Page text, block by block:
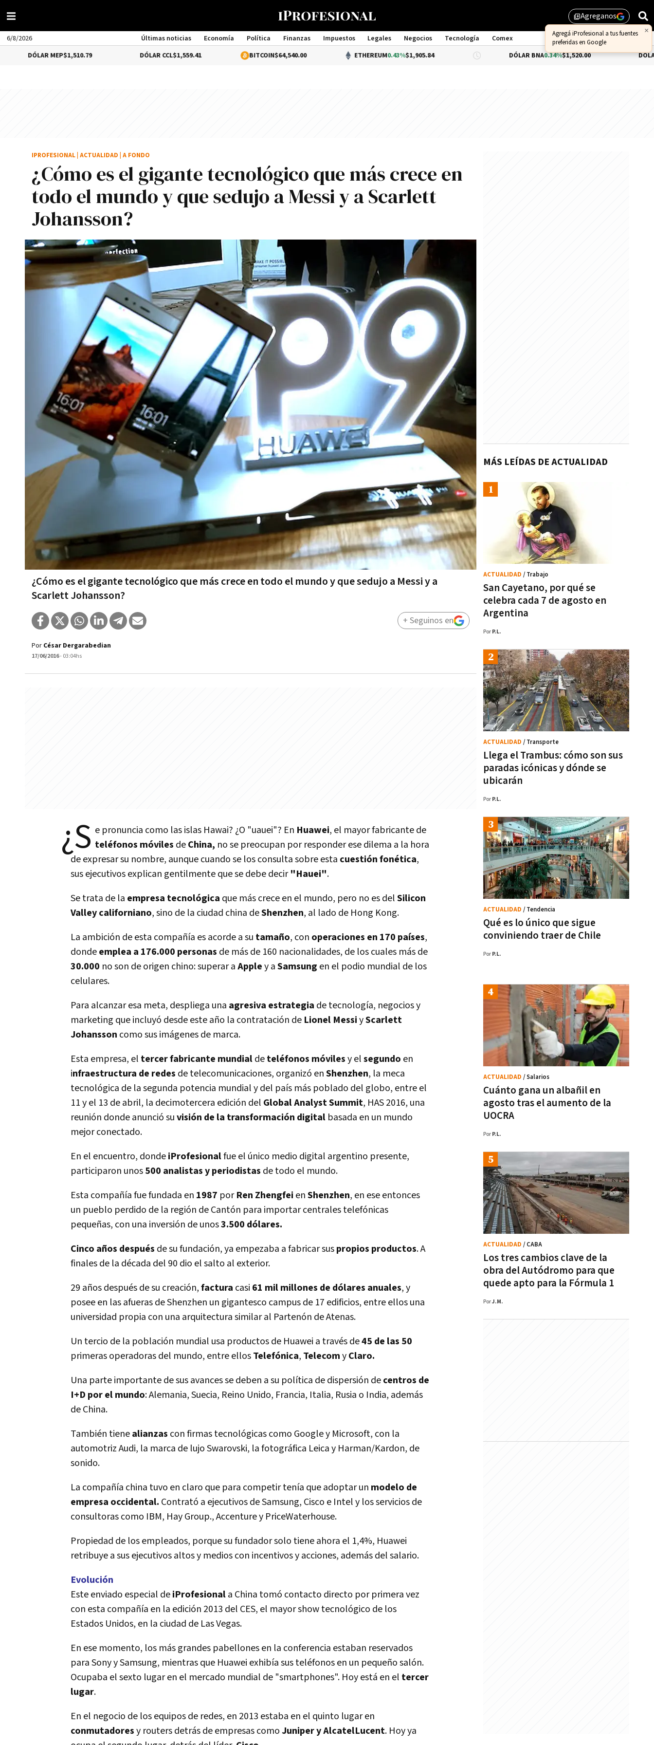
library_addAgreganos
6/8/2026 Últimas noticias Economía Política Finanzas Impuestos Legales Negocios Tecnología
Comex
Management
$1,510.79 $1,559.41 $64,540.00 ETHEREUM0.43%$1,905.84 DÓLAR BNA 0.34%$1,520.00 DÓLAR BLUE
¿Cómo es el gigante tecnológico que más crece en
todo el mundo y que sedujo a Messi y a Scarlett
Johansson?
¿Cómo es el gigante tecnológico que más crece en todo el mundo y que sedujo a Messi y a
Scarlett Johansson?
IPROFESIONAL ACTUALIDAD A FONDO
Por César Dergarabedian
17/06/2016- 03:04hs
+ Seguinos en
¿S e pronuncia como las islas Hawai? ¿O "uauei"? En Huawei, el mayor fabricante de
teléfonos móviles deChina, no se preocupan por responder ese dilema a la hora
de expresar su nombre, aunque cuando se los consulta sobre esta cuestión fonética,
sus ejecutivos explican gentilmente que se debe decir"Hauei".
Se trata de la empresa tecnológica que más crece en el mundo, pero no es delSilicon
Valley californiano, sino de la ciudad china deShenzhen, al lado de Hong Kong.
La ambición de esta compañía es acorde a su tamaño, con operaciones en 170 países,
dondeemplea a 176.000 personas de más de 160 nacionalidades, de los cuales más de
30.000 no son de origen chino: superar aAppley aSamsung en el podio mundial de los
celulares.
Para alcanzar esa meta, despliega una agresiva estrategia de tecnología, negocios y
marketing que incluyó desde este año la contratación de Lionel MessiyScarlett
Johansson como sus imágenes de marca.
Esta empresa, el tercer fabricante mundialdeteléfonos móvilesy elsegundo en
infraestructura de redes de telecomunicaciones, organizó enShenzhen, la meca
tecnológica de la segunda potencia mundial y del país más poblado del globo, entre el
11 y el 13 de abril, la decimotercera edición del Global Analyst Summit, HAS 2016, una
reunión donde anunció suvisión de la transformación digital basada en un mundo
mejor conectado.
En el encuentro, dondeiProfesionalfue el único medio digital argentino presente,
participaron unos500 analistas y periodistas de todo el mundo.
Esta compañía fue fundada en 1987 porRen Zhengfei enShenzhen, en ese entonces
un pueblo perdido de la región de Cantón para importar centrales telefónicas
pequeñas, con una inversión de unos3.500 dólares.
Cinco años después de su fundación, ya empezaba a fabricar suspropios productos. A
finales de la década del 90 dio el salto al exterior.
29 años después de su creación,factura casi 61 mil millones de dólares anuales, y
posee en las afueras de Shenzhen un gigantesco campus de 17 edificios, entre ellos una
universidad propia con una arquitectura similar al Partenón de Atenas.
Un tercio de la población mundial usa productos de Huawei a través de45 de las 50
primeras operadoras del mundo, entre ellosTelefónica, TelecomyClaro.
Una parte importante de sus avances se deben a su política de dispersión decentros de
I+D por el mundo: Alemania, Suecia, Reino Unido, Francia, Italia, Rusia o India, además
de China.
También tienealianzas con firmas tecnológicas como Google y Microsoft, con la
automotriz Audi, la marca de lujo Swarovski, la fotográfica Leica y Harman/Kardon, de
sonido.
La compañía china tuvo en claro que para competir tenía que adoptar un modelo de
empresa occidental. Contrató a ejecutivos de Samsung, Cisco e Intel y los servicios de
consultoras como IBM, Hay Group., Accenture y PriceWaterhouse.
Propiedad de los empleados, porque su fundador solo tiene ahora el 1,4%, Huawei
retribuye a sus ejecutivos altos y medios con incentivos y acciones, además del salario.
Evolución
Este enviado especial deiProfesionala China tomó contacto directo por primera vez
con esta compañía en la edición 2013 del CES, el mayor show tecnológico de los
Estados Unidos, en la ciudad de Las Vegas.
En ese momento, los más grandes pabellones en la conferencia estaban reservados
para Sony y Samsung, mientras que Huawei exhibía sus teléfonos en un pequeño salón.
Ocupaba el sexto lugar en el mercado mundial de "smartphones". Hoy está en el tercer
lugar.
En el negocio de los equipos de redes, en 2013 estaba en el quinto lugar en
conmutadoresy routers detrás de empresas comoJuniper y Alcatel­Lucent. Hoy ya
MÁS LEÍDAS DE ACTUALIDAD
San Cayetano, por qué se
celebra cada 7 de agosto en
Argentina
ACTUALIDAD / Trabajo
Por P.L.
Llega el Trambus: cómo son sus
paradas icónicas y dónde se
ubicarán
ACTUALIDAD / Transporte
Por P.L.
Qué es lo único que sigue
conviniendo traer de Chile
ACTUALIDAD / Tendencia
Por P.L.
Cuánto gana un albañil en
agosto tras el aumento de la
UOCRA
ACTUALIDAD / Salarios
Por P.L.
Los tres cambios clave de la
obra del Autódromo para que
quede apto para la Fórmula 1
ACTUALIDAD / CABA
PorJ.M.